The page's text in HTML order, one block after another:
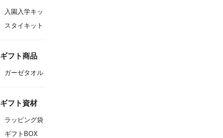
入園入学キット
スタイキット
ギフト商品
ガーゼタオル
ギフト資材
ラッピング袋
ギフトBOX